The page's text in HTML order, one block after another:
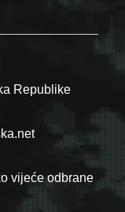
Republike
vijeće odbrane